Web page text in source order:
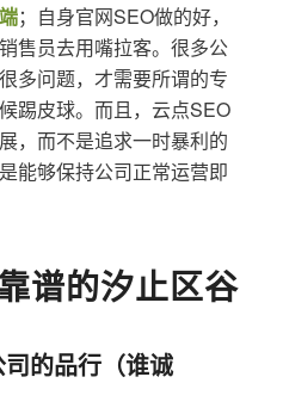
；自身官网SEO做的好，
售员去用嘴拉客。很多公
多问题，才需要所谓的专
踢皮球。而且，云点SEO
，而不是追求一时暴利的
能够保持公司正常运营即
谱的汐止区谷
的品行（谁诚